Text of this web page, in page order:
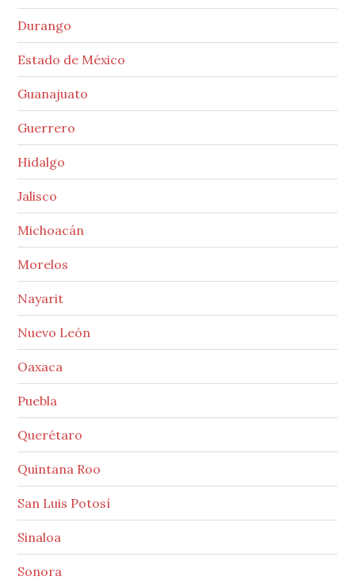
Durango
Estado de México
Guanajuato
Guerrero
Hidalgo
Jalisco
Michoacán
Morelos
Nayarit
Nuevo León
Oaxaca
Puebla
Querétaro
Quintana Roo
San Luis Potosí
Sinaloa
Sonora